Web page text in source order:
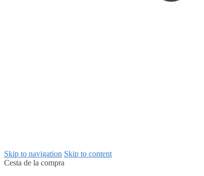
Skip to navigation Skip to content
Cesta de la compra